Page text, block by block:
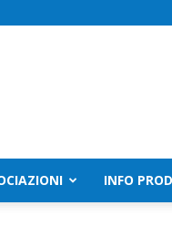
INFO